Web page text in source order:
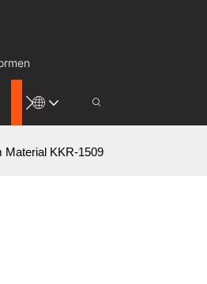
KONTAKTIEREN SIE UNS
Material KKR-1509